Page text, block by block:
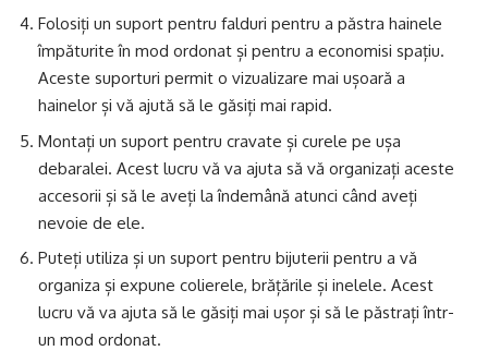
Folosiți un suport pentru falduri pentru a păstra hainele
împăturite în mod ordonat și pentru a economisi spațiu.
Aceste suporturi permit o vizualizare mai ușoară a
hainelor și vă ajută să le găsiți mai rapid.
Montați un suport pentru cravate și curele pe ușa
debaralei. Acest lucru vă va ajuta să vă organizați aceste
accesorii și să le aveți la îndemână atunci când aveți
nevoie de ele.
Puteți utiliza și un suport pentru bijuterii pentru a vă
organiza și expune colierele, brățările și inelele. Acest
lucru vă va ajuta să le găsiți mai ușor și să le păstrați într-
un mod ordonat.